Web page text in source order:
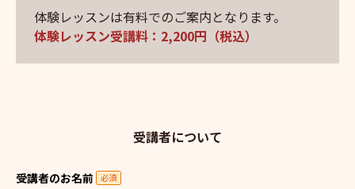
体験レッスンは有料でのご案内となります。
体験レッスン受講料：2,200円（税込）
受講者について
受講者のお名前 必須